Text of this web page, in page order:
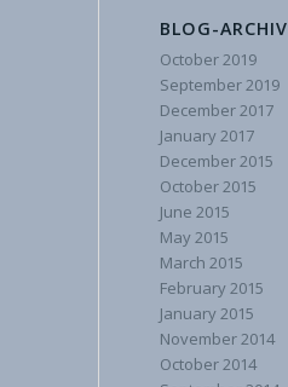
BLOG-ARCHIV
October 2019
September 2019
December 2017
January 2017
December 2015
October 2015
June 2015
May 2015
March 2015
February 2015
January 2015
November 2014
October 2014